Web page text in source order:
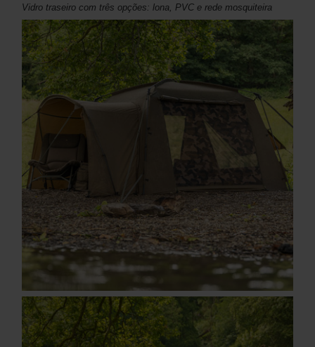
Vidro traseiro com três opções: lona, ​​​​PVC e rede mosquiteira